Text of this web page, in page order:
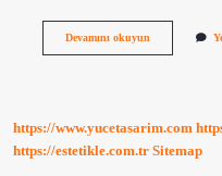
Devamını okuyunAy
https://www.yucetasarim.com
https://estetikle.com.tr Sitemap